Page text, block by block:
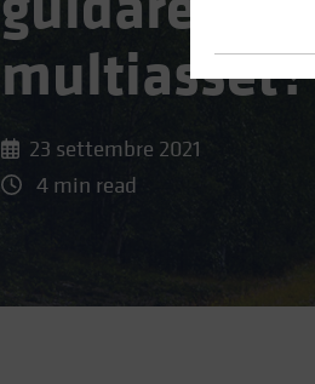
multiasset?
23 settembre 2021
4 min read